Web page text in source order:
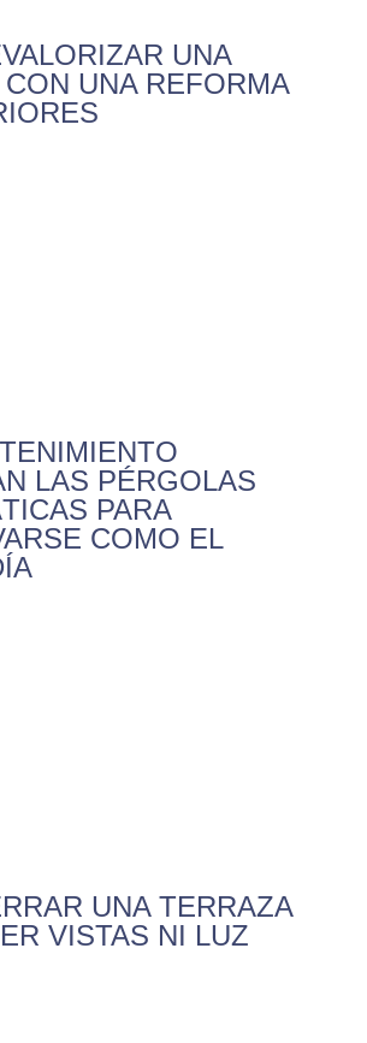
UNA
UNA REFORMA
LAS PÉRGOLAS
PARA
COMO EL
UNA TERRAZA
VISTAS NI LUZ